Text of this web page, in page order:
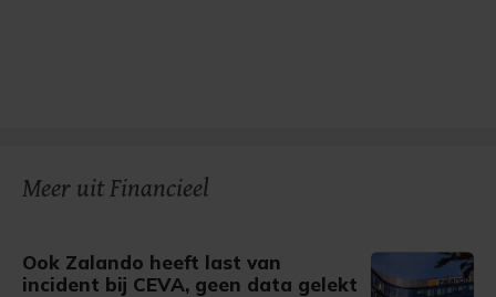
Meer uit Financieel
Ook Zalando heeft last van
incident bij CEVA, geen data gelekt